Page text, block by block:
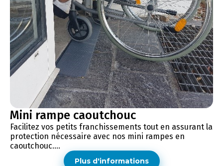
Mini rampe caoutchouc
Facilitez vos petits franchissements tout en assurant la
protection nécessaire avec nos mini rampes en
caoutchouc....
Plus d'informations